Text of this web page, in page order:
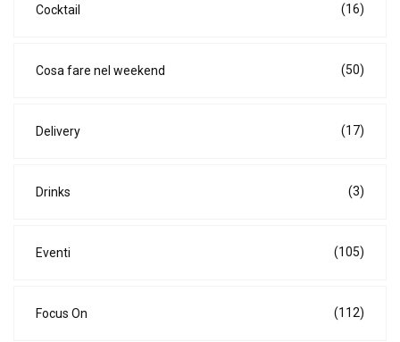
Cocktail (16)
Cosa fare nel weekend (50)
Delivery (17)
Drinks (3)
Eventi (105)
Focus On (112)